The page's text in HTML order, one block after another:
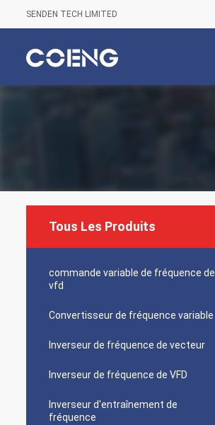
SENDEN TECH LIMITED
Tous Les Produits
commande variable de fréquence de
vfd
Convertisseur de fréquence variable
Inverseur de fréquence de vecteur
Inverseur de fréquence de VFD
Inverseur d'entraînement de
fréquence